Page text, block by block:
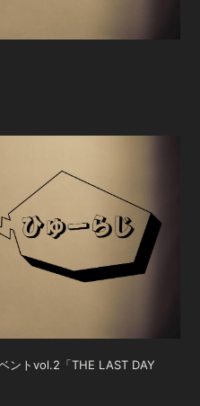
ントvol.2「THE LAST DAY